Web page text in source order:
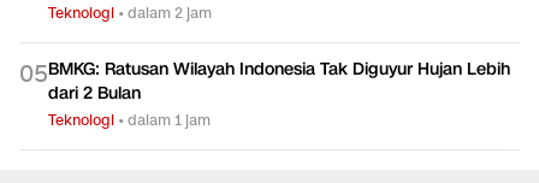
Teknologi •dalam 2 jam
05BMKG: Ratusan Wilayah Indonesia Tak Diguyur Hujan Lebih
dari 2 Bulan
Teknologi •dalam 1 jam